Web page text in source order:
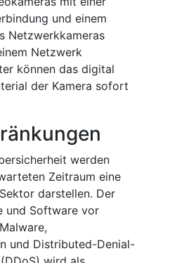
und einem
Netzwerkkameras
Netzwerk
können das digital
der Kamera sofort
werden
Zeitraum eine
darstellen. Der
und Software vor
und Distributed-Denial-